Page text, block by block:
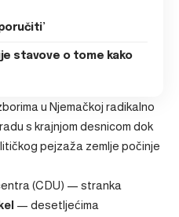
stavove o tome kako
u Njemačkoj radikalno
s krajnjom desnicom dok
pejzaža zemlje počinje
(CDU) — stranka
— desetljećima